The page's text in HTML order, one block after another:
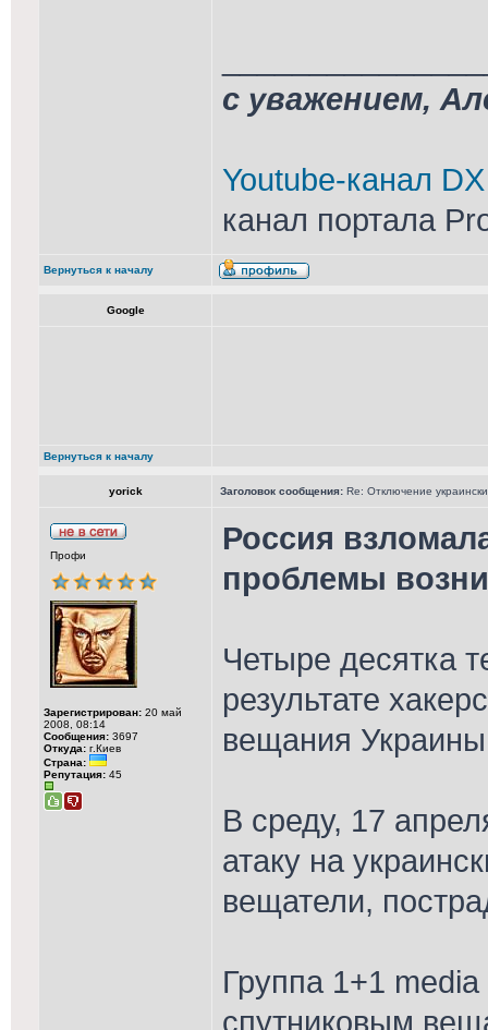
с уважением,
Youtube-канал
канал портала
Вернуться к началу
Google
Вернуться к началу
yorick Заголовок сообщения: Re: Отключение
Профи
Зарегистрирован: 20 май
2008, 08:14
Сообщения: 3697
Откуда: г.Киев
Страна:
Репутация: 45
Россия
проблемы
Четыре десятка
результате
вещания
В среду, 17
атаку на
вещатели,
Группа 1+1
спутниковым